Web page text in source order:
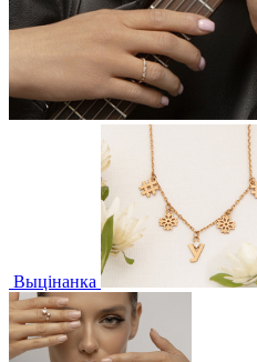
Выцінанка